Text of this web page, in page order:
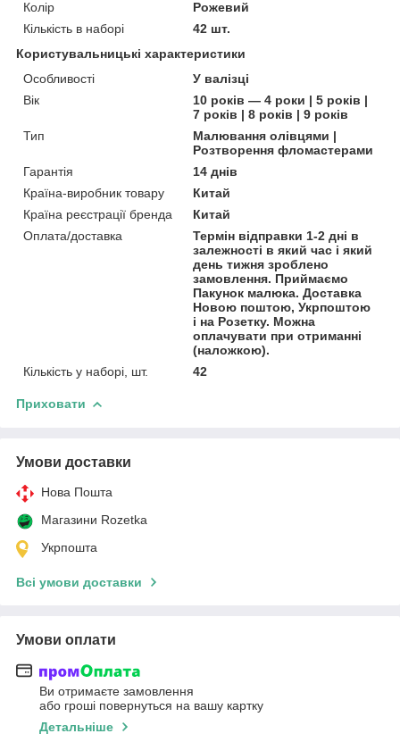
Колір
Рожевий
Кількість в наборі
42 шт.
Користувальницькі характеристики
Особливості
У валізці
Вік
10 років — 4 роки | 5 років |
7 років | 8 років | 9 років
Тип
Малювання олівцями |
Розтворення фломастерами
Гарантія
14 днів
Країна-виробник товару
Китай
Країна реєстрації бренда
Китай
Оплата/доставка
Термін відправки 1-2 дні в
залежності в який час і який
день тижня зроблено
замовлення. Приймаємо
Пакунок малюка. Доставка
Новою поштою, Укрпоштою
і на Розетку. Можна
оплачувати при отриманні
(наложкою).
Кількість у наборі, шт.
42
Приховати
Умови доставки
Нова Пошта
Магазини Rozetka
Укрпошта
Всі умови доставки
Умови оплати
Ви отримаєте замовлення
або гроші повернуться на вашу картку
Детальніше